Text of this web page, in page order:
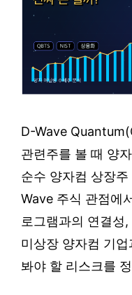
D-Wave
관련주를 볼 때 양
순수 양자컴 상장
Wave 주식 관점에
로그램과의 연결성
미상장 양자컴 기
봐야 할 리스크를